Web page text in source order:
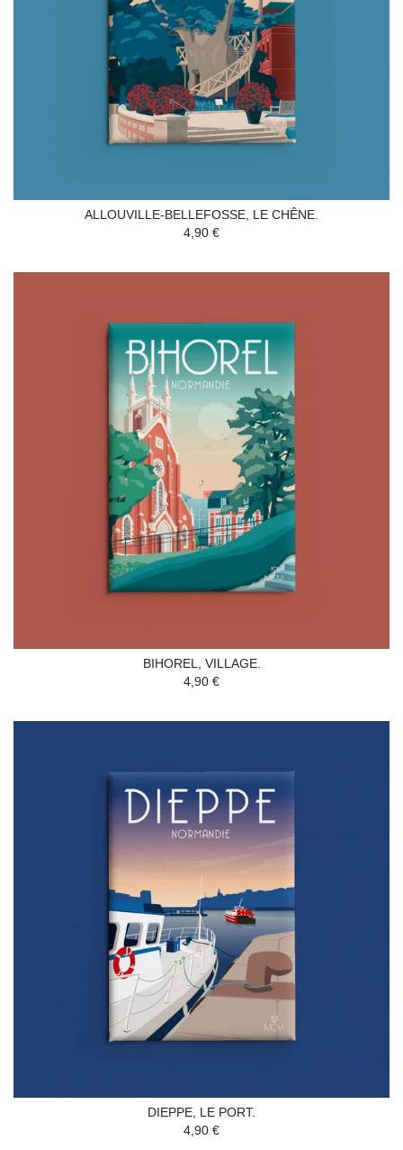
ALLOUVILLE-BELLEFOSSE, LE CHÊNE.
4,90 €
BIHOREL, VILLAGE.
4,90 €
DIEPPE, LE PORT.
4,90 €